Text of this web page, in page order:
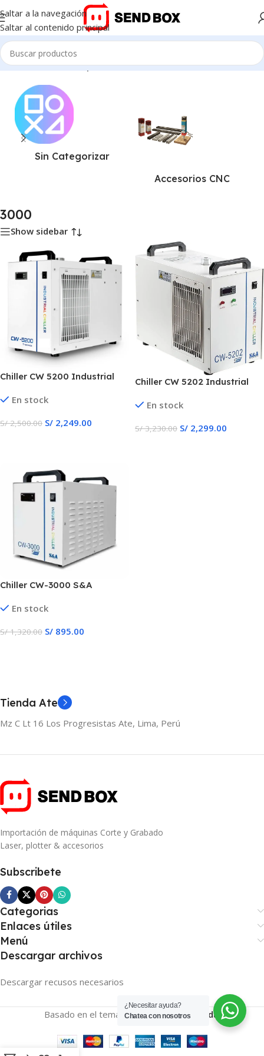
Saltar a la navegación
Saltar al contenido principal
Inicio/Productos etiquetados “3000”
Sin Categorizar
Accesorios CNC
3000
Show sidebar
Chiller CW 5200 Industrial
En stock
S/2,500.00 S/ 2,249.00
Chiller CW 5202 Industrial
En stock
S/3,230.00 S/ 2,299.00
Chiller CW-3000 S&A
En stock
S/1,320.00 S/ 895.00
Tienda Ate
Mz C Lt 16 Los Progresistas Ate, Lima, Perú
Importación de máquinas Corte y Grabado
Laser, plotter & accesorios
Subscribete
Categorias
Enlaces útiles
Menú
Descargar archivos
Descargar recusos necesarios
Basado en el tema SENDBOX2026Tienda
¿Necesitar ayuda?
Chatea con nosotros